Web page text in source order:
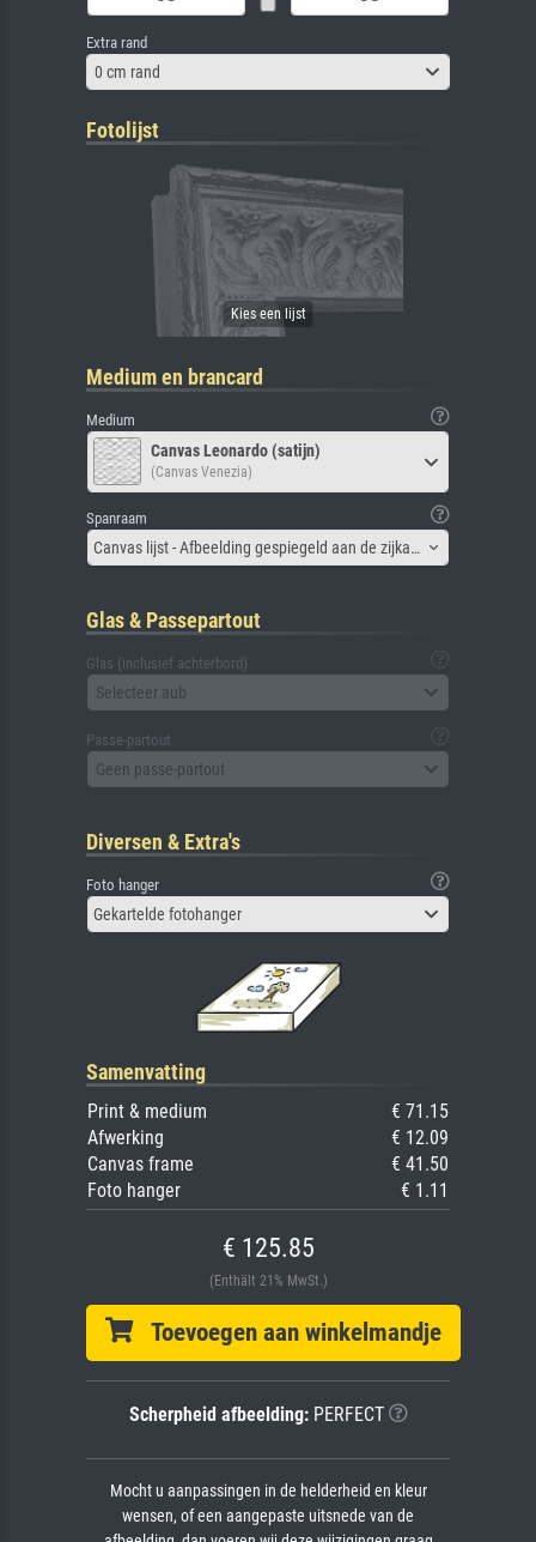
Extra rand
0 cm rand
Fotolijst
Medium en brancard
Medium
Canvas Leonardo (satijn)
(Canvas Venezia)
Spanraam
Canvas lijst - Afbeelding gespiegeld aan de zijkant
Glas & Passepartout
Glas (inclusief achterbord)
Selecteer aub
Passe-partout
Geen passe-partout
Diversen & Extra's
Foto hanger
Gekartelde fotohanger
Samenvatting
Print & medium
€ 71.15
Afwerking
€ 12.09
Canvas frame
€ 41.50
Foto hanger
€ 1.11
€ 125.85
(Enthält 21% MwSt.)
Toevoegen aan winkelmandje
Scherpheid afbeelding:PERFECT
Mocht u aanpassingen in de helderheid en kleur
wensen, of een aangepaste uitsnede van de